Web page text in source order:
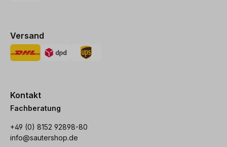
Versand
Kontakt
Fachberatung
+49 (0) 8152 92898-80
info@sautershop.de